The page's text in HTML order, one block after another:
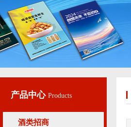
产品中心 Products
酒类招商